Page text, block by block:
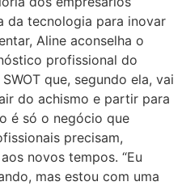
da tecnologia para inovar
Aline aconselha o
profissional do
que, segundo ela, vai
do achismo e partir para
é só o negócio que
precisam,
novos tempos. “Eu
mas estou com uma